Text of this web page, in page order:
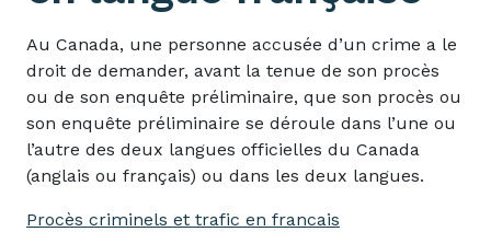
Au Canada, une personne accusée d’un crime a le
droit de demander, avant la tenue de son procès
ou de son enquête préliminaire, que son procès ou
son enquête préliminaire se déroule dans l’une ou
l’autre des deux langues officielles du Canada
(anglais ou français) ou dans les deux langues.
Procès criminels et trafic en francais